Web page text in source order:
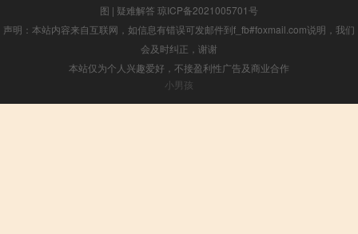
图 | 疑难解答 琼ICP备2021005701号
声明：本站内容来自互联网，如信息有错误可发邮件到f_fb#foxmail.com说明，我们
会及时纠正，谢谢
本站仅为个人兴趣爱好，不接盈利性广告及商业合作
小男孩